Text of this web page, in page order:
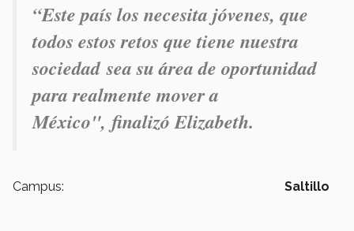
“Este país los necesita jóvenes, que
todos estos retos que tiene nuestra
sociedad sea su área de oportunidad
para realmente mover a
México", finalizó Elizabeth.
Campus: Saltillo